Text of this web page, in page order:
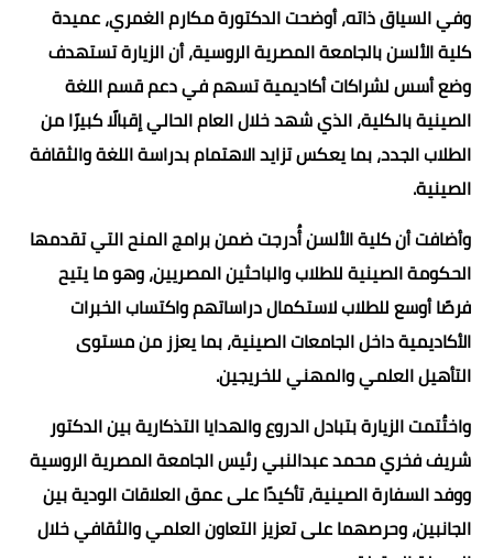
وفي السياق ذاته، أوضحت الدكتورة مكارم الغمري، عميدة
كلية الألسن بالجامعة المصرية الروسية، أن الزيارة تستهدف
وضع أسس لشراكات أكاديمية تسهم في دعم قسم اللغة
الصينية بالكلية، الذي شهد خلال العام الحالي إقبالًا كبيرًا من
الطلاب الجدد، بما يعكس تزايد الاهتمام بدراسة اللغة والثقافة
الصينية.
وأضافت أن كلية الألسن أُدرجت ضمن برامج المنح التي تقدمها
الحكومة الصينية للطلاب والباحثين المصريين، وهو ما يتيح
فرصًا أوسع للطلاب لاستكمال دراساتهم واكتساب الخبرات
الأكاديمية داخل الجامعات الصينية، بما يعزز من مستوى
التأهيل العلمي والمهني للخريجين.
واختُتمت الزيارة بتبادل الدروع والهدايا التذكارية بين الدكتور
شريف فخري محمد عبدالنبي رئيس الجامعة المصرية الروسية
ووفد السفارة الصينية، تأكيدًا على عمق العلاقات الودية بين
الجانبين، وحرصهما على تعزيز التعاون العلمي والثقافي خلال